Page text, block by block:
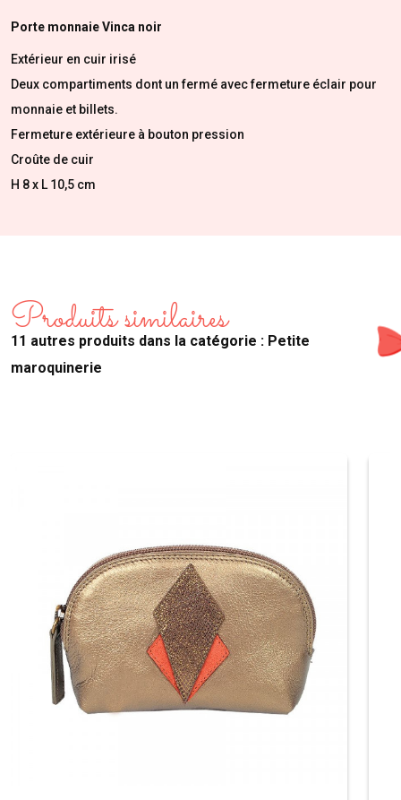
Porte monnaie Vinca noir
Extérieur en cuir irisé
Deux compartiments dont un fermé avec fermeture éclair pour
monnaie et billets.
Fermeture extérieure à bouton pression
Croûte de cuir
H 8 x L 10,5 cm
Produits similaires
11 autres produits dans la catégorie : Petite
maroquinerie